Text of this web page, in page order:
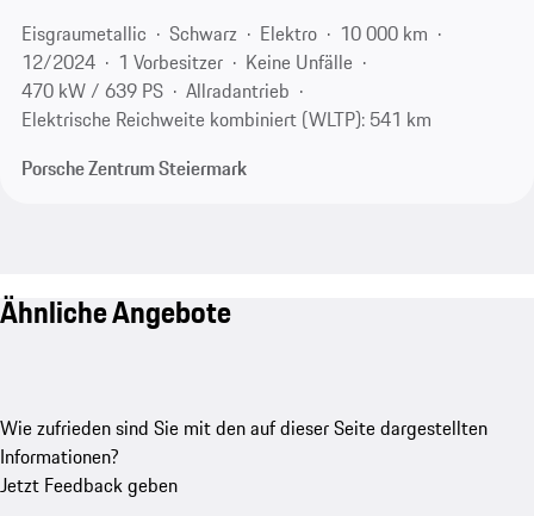
Eisgraumetallic
Schwarz Elektro
10 000 km
12/2024
1 Vorbesitzer
Keine Unfälle
470 kW / 639 PS
Allradantrieb
Elektrische Reichweite kombiniert (WLTP): 541 km
Porsche Zentrum Steiermark
Ähnliche Angebote
Wie zufrieden sind Sie mit den auf dieser Seite dargestellten
Informationen?
Jetzt Feedback geben